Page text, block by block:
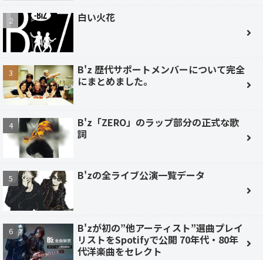
白い火花
B'z 歴代サポートメンバーについて完全
にまとめました。
B'z「ZERO」のラップ部分の正式な歌
詞
B'zの全ライブ公演一覧データ
B'zが初の”他アーティスト”選曲プレイ
リストをSpotifyで公開 70年代・80年
代洋楽曲をセレクト